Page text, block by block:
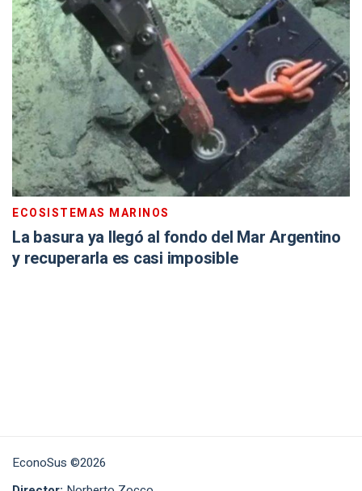
ECOSISTEMAS MARINOS
La basura ya llegó al fondo del Mar Argentino
y recuperarla es casi imposible
EconoSus ©2026